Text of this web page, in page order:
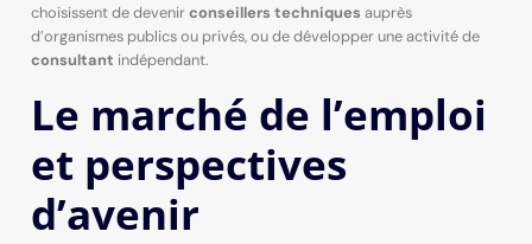
choisissent de devenirconseillers techniques auprès
d’organismes publics ou privés, ou de développer une activité de
consultant indépendant.
Le marché de l’emploi
et perspectives
d’avenir